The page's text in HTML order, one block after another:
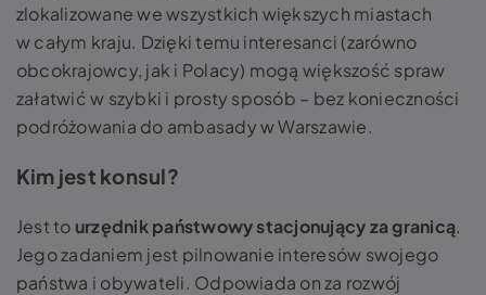
zlokalizowane we wszystkich większych miastach
w całym kraju. Dzięki temu interesanci (zarówno
obcokrajowcy, jak i Polacy) mogą większość spraw
załatwić w szybki i prosty sposób – bez konieczności
podróżowania do ambasady w Warszawie.
Kim jest konsul?
Jest to urzędnik państwowy stacjonujący za granicą.
Jego zadaniem jest pilnowanie interesów swojego
państwa i obywateli. Odpowiada on za rozwój